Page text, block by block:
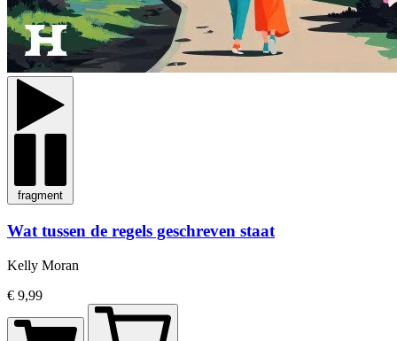
fragment
Wat tussen de regels geschreven staat
Kelly Moran
€ 9,99